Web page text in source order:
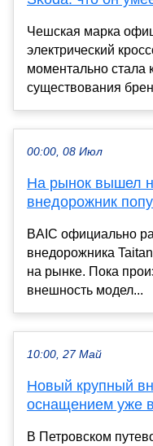
Чешская марка
электрический
моментально стала
существования
00:00, 08 Июл
На рынок вышел
внедорожник
BAIC официально
внедорожника
на рынке. Пока
внешность модел...
10:00, 27 Май
Новый крупный
оснащением уже
В Петровском